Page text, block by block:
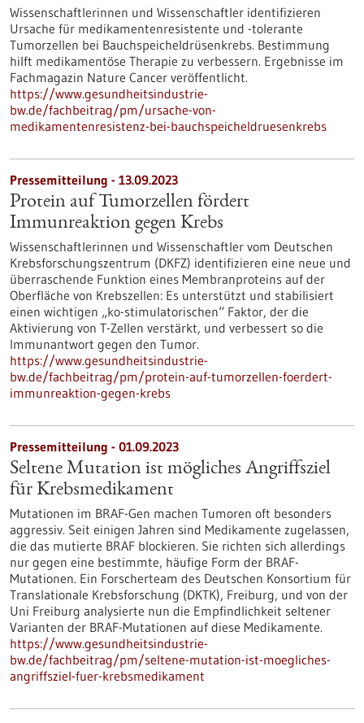
Wissenschaftlerinnen und Wissenschaftler identifizieren
Ursache für medikamentenresistente und -tolerante
Tumorzellen bei Bauchspeicheldrüsenkrebs. Bestimmung
hilft medikamentöse Therapie zu verbessern. Ergebnisse im
Fachmagazin Nature Cancer veröffentlicht.
https://www.gesundheitsindustrie-
bw.de/fachbeitrag/pm/ursache-von-
medikamentenresistenz-bei-bauchspeicheldruesenkrebs
Pressemitteilung - 13.09.2023
Protein auf Tumorzellen fördert
Immunreaktion gegen Krebs
Wissenschaftlerinnen und Wissenschaftler vom Deutschen
Krebsforschungszentrum (DKFZ) identifizieren eine neue und
überraschende Funktion eines Membranproteins auf der
Oberfläche von Krebszellen: Es unterstützt und stabilisiert
einen wichtigen „ko-stimulatorischen“ Faktor, der die
Aktivierung von T-Zellen verstärkt, und verbessert so die
Immunantwort gegen den Tumor.
https://www.gesundheitsindustrie-
bw.de/fachbeitrag/pm/protein-auf-tumorzellen-foerdert-
immunreaktion-gegen-krebs
Pressemitteilung - 01.09.2023
Seltene Mutation ist mögliches Angriffsziel
für Krebsmedikament
Mutationen im BRAF-Gen machen Tumoren oft besonders
aggressiv. Seit einigen Jahren sind Medikamente zugelassen,
die das mutierte BRAF blockieren. Sie richten sich allerdings
nur gegen eine bestimmte, häufige Form der BRAF-
Mutationen. Ein Forscherteam des Deutschen Konsortium für
Translationale Krebsforschung (DKTK), Freiburg, und von der
Uni Freiburg analysierte nun die Empfindlichkeit seltener
Varianten der BRAF-Mutationen auf diese Medikamente.
https://www.gesundheitsindustrie-
bw.de/fachbeitrag/pm/seltene-mutation-ist-moegliches-
angriffsziel-fuer-krebsmedikament